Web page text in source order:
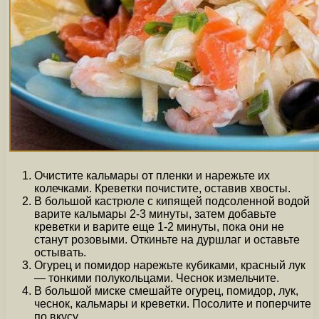
Очистите кальмары от пленки и нарежьте их
колечками. Креветки почистите, оставив хвосты.
В большой кастрюле с кипящей подсоленной водой
варите кальмары 2-3 минуты, затем добавьте
креветки и варите еще 1-2 минуты, пока они не
станут розовыми. Откиньте на дуршлаг и оставьте
остывать.
Огурец и помидор нарежьте кубиками, красный лук
— тонкими полукольцами. Чеснок измельчите.
В большой миске смешайте огурец, помидор, лук,
чеснок, кальмары и креветки. Посолите и поперчите
по вкусу.